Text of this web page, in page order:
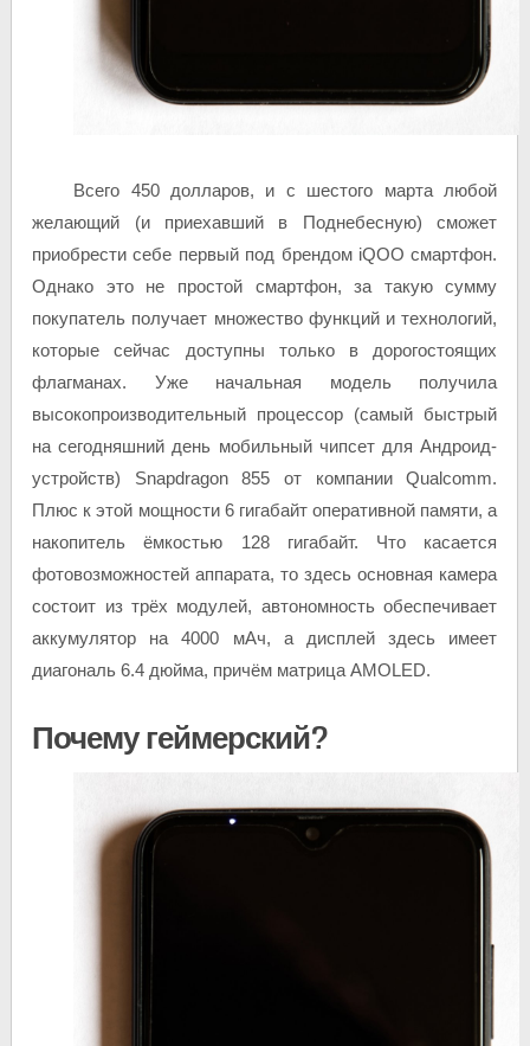
Всего 450 долларов, и с шестого марта любой
желающий (и приехавший в Поднебесную) сможет
приобрести себе первый под брендом iQOO смартфон.
Однако это не простой смартфон, за такую сумму
покупатель получает множество функций и технологий,
которые сейчас доступны только в дорогостоящих
флагманах. Уже начальная модель получила
высокопроизводительный процессор (самый быстрый
на сегодняшний день мобильный чипсет для Андроид-
устройств) Snapdragon 855 от компании Qualcomm.
Плюс к этой мощности 6 гигабайт оперативной памяти, а
накопитель ёмкостью 128 гигабайт. Что касается
фотовозможностей аппарата, то здесь основная камера
состоит из трёх модулей, автономность обеспечивает
аккумулятор на 4000 мАч, а дисплей здесь имеет
диагональ 6.4 дюйма, причём матрица AMOLED.
Почему геймерский?